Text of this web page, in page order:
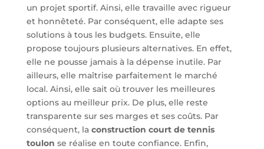
un projet sportif. Ainsi, elle travaille avec rigueur
et honnêteté. Par conséquent, elle adapte ses
solutions à tous les budgets. Ensuite, elle
propose toujours plusieurs alternatives. En effet,
elle ne pousse jamais à la dépense inutile. Par
ailleurs, elle maîtrise parfaitement le marché
local. Ainsi, elle sait où trouver les meilleures
options au meilleur prix. De plus, elle reste
transparente sur ses marges et ses coûts. Par
conséquent, la construction court de tennis
toulon se réalise en toute confiance. Enfin,